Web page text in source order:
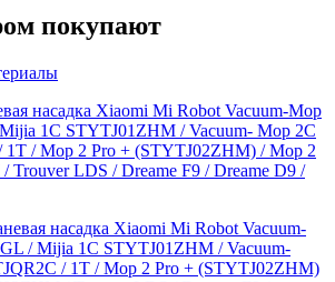
покупают
насадка Xiaomi Mi Robot Vacuum-Mop
1C STYTJ01ZHM / Vacuum- Mop 2C
1T / Mop 2 Pro + (STYTJ02ZHM) / Mop 2
Trouver LDS / Dreame F9 / Dreame D9 /